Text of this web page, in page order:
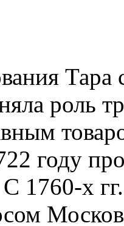
Тара
роль
году
1760-х